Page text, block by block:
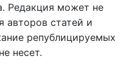
Редакция может не
авторов статей и
републицируемых
несет.